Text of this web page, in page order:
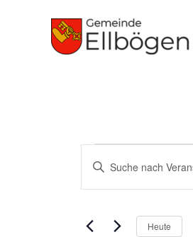
Suche
und
Navigation
Bitte
Suche
Heute